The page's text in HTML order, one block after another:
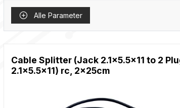
Alle Parameter
Cable Splitter (Jack 2.1x5.5x11 to 2
2.1x5.5x11) rc, 2x25cm